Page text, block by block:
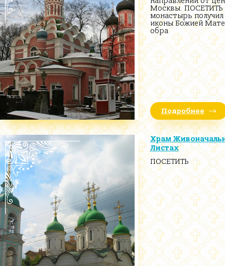
Москвы. ПОСЕТИТЬ
монастырь
иконы Божией
обра
Подробнее
Храм
Листах
ПОСЕТИТЬ